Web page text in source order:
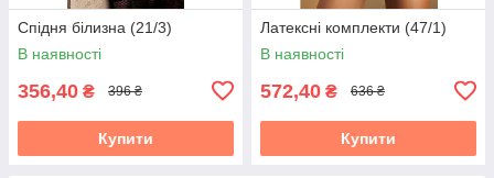
Спідня білизна (21/3)
В наявності
356,40 ₴ 396 ₴
Купити
Латексні комплекти (47/1)
В наявності
572,40 ₴ 636 ₴
Купити